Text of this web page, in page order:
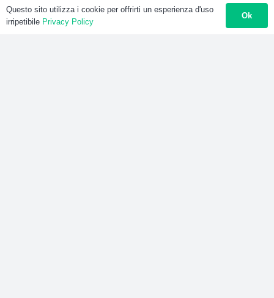
Questo sito utilizza i cookie per offrirti un esperienza d'uso
irripetibile Privacy Policy
Ok